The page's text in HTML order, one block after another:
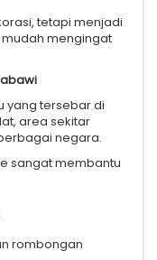
tetapi menjadi
mengingat
yang tersebar di
area sekitar
negara.
sangat membantu
rombongan